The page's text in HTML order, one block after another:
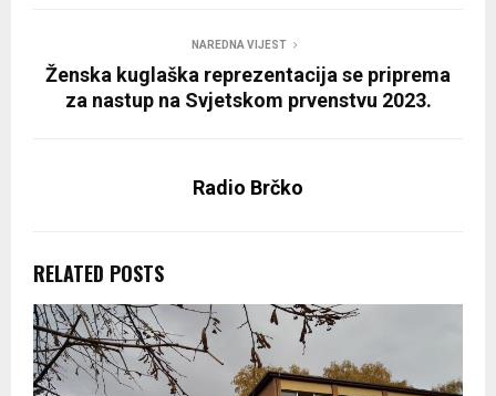
NAREDNA VIJEST
Ženska kuglaška reprezentacija se priprema
za nastup na Svjetskom prvenstvu 2023.
Radio Brčko
RELATED POSTS